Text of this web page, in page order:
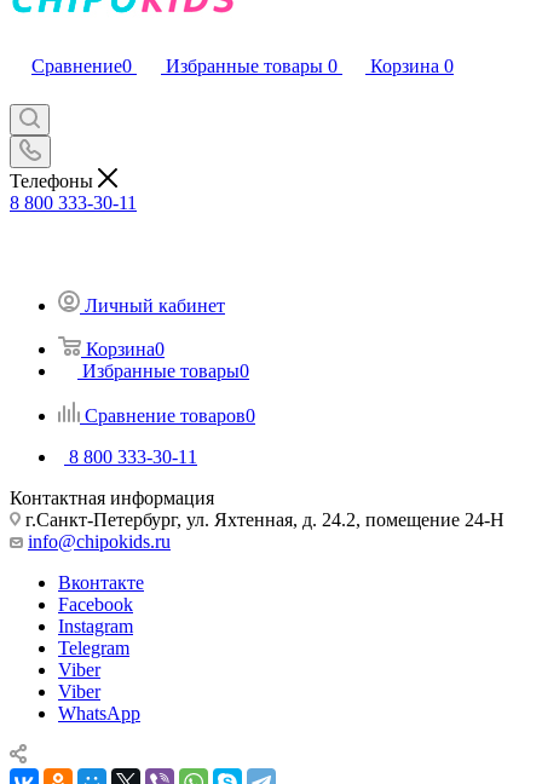
Сравнение0 Избранные товары 0 Корзина 0
Телефоны
8 800 333-30-11
Личный кабинет
Корзина0
Избранные товары0
Сравнение товаров0
8 800 333-30-11
Контактная информация
г.Санкт-Петербург, ул. Яхтенная, д. 24.2, помещение 24-Н
info@chipokids.ru
Вконтакте
Facebook
Instagram
Telegram
Viber
Viber
WhatsApp